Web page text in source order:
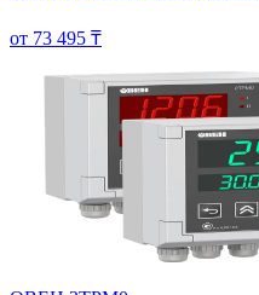
от 73 495 ₸